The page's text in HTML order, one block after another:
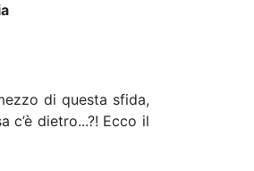
di questa sfida,
c’è dietro...?! Ecco il